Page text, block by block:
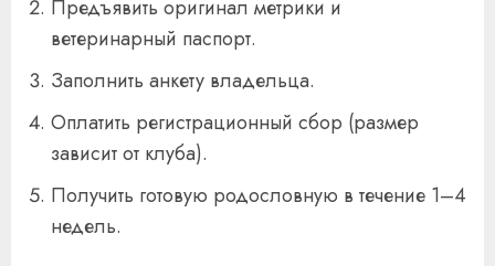
Предъявить оригинал метрики и
ветеринарный паспорт.
Заполнить анкету владельца.
Оплатить регистрационный сбор (размер
зависит от клуба).
Получить готовую родословную в течение 1–4
недель.